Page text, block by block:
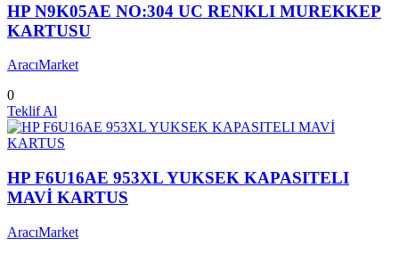
HP N9K05AE NO:304 UC RENKLI MUREKKEP
KARTUSU
AracıMarket
0
Teklif Al
HP F6U16AE 953XL YUKSEK KAPASITELI
MAVİ KARTUS
AracıMarket